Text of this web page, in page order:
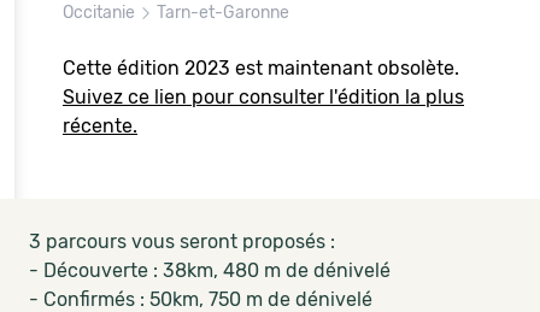
Occitanie Tarn-et-Garonne
Cette édition 2023 est maintenant obsolète.
Suivez ce lien pour consulter l'édition la plus
récente.
3 parcours vous seront proposés :
- Découverte : 38km, 480 m de dénivelé
- Confirmés : 50km, 750 m de dénivelé